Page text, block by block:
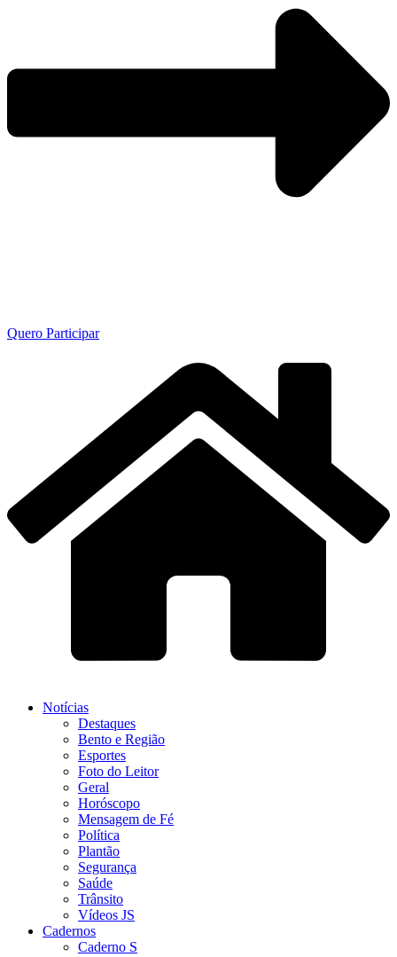
Quero Participar
Notícias
Destaques
Bento e Região
Esportes
Foto do Leitor
Geral
Horóscopo
Mensagem de Fé
Política
Plantão
Segurança
Saúde
Trânsito
Vídeos JS
Cadernos
Caderno S